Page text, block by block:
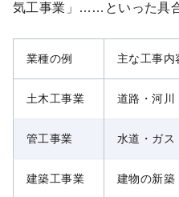
気工事業」……といった具
業種の例 主な工事内
土木工事業 道路・河川
管工事業 水道・ガス
建築工事業 建物の新築